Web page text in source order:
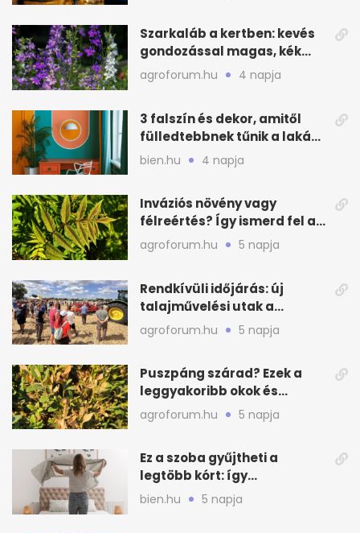
Szarkaláb a kertben: kevés
gondozással magas, kék
virágfalat ad
agroforum.hu 4 napja
3 falszín és dekor, amitől
fülledtebbnek tűnik a lakás
nyáron
bien.hu 4 napja
Inváziós növény vagy
félreértés? Így ismerd fel a
valódi kockázatot
agroforum.hu 5 napja
Rendkívüli időjárás: új
talajművelési utak a
gazdáknak
agroforum.hu 5 napja
Puszpáng szárad? Ezek a
leggyakoribb okok és
teendők
agroforum.hu 5 napja
Ez a szoba gyűjtheti a
legtöbb kórt: így
mélytisztítsd otthon
bien.hu 5 napja